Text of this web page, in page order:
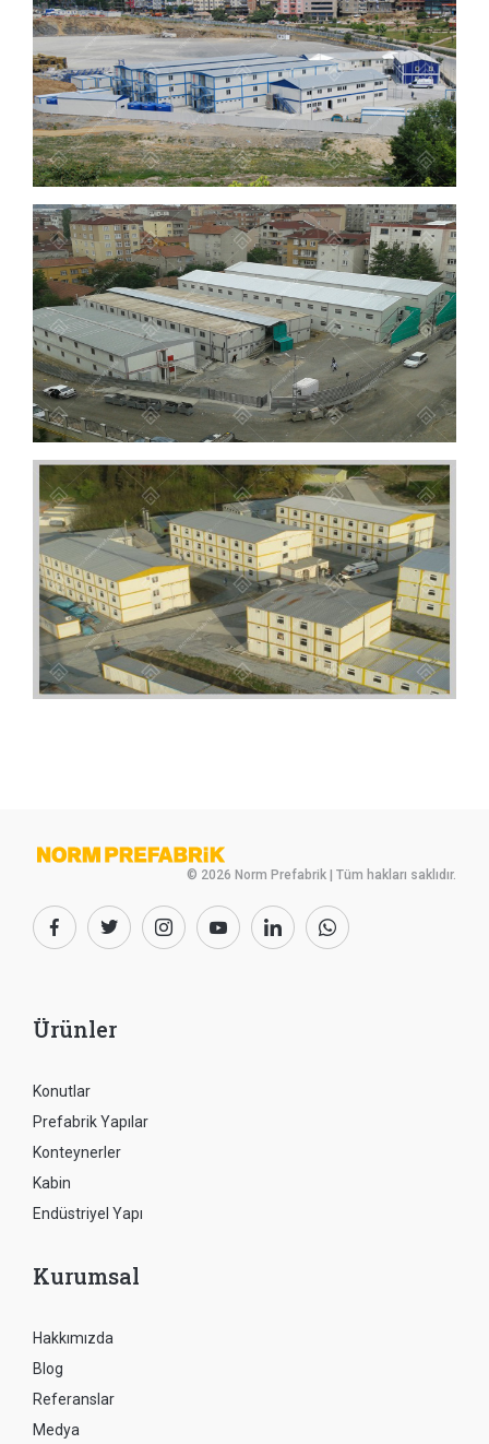
© 2026 Norm Prefabrik | Tüm hakları saklıdır.
Ürünler
Konutlar
Prefabrik Yapılar
Konteynerler
Kabin
Endüstriyel Yapı
Kurumsal
Hakkımızda
Blog
Referanslar
Medya